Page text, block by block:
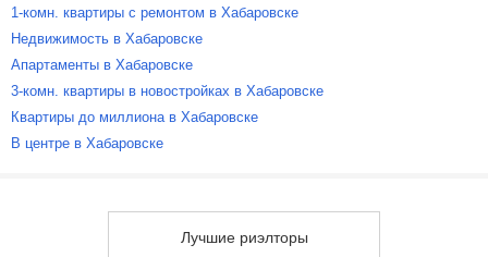
1-комн. квартиры с ремонтом в Хабаровске
Недвижимость в Хабаровске
Апартаменты в Хабаровске
3-комн. квартиры в новостройках в Хабаровске
Квартиры до миллиона в Хабаровске
В центре в Хабаровске
Лучшие риэлторы